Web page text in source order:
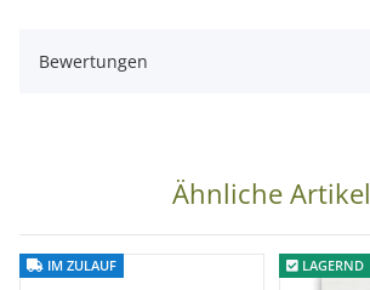
Bewertungen
Ähnliche Artikel
IM ZULAUF LAGERND